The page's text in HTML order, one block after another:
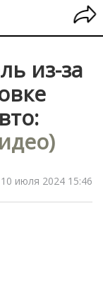
из-за
10 июля 2024 15:46